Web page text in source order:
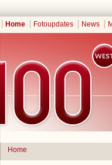
Home Fotoupdates News
Home